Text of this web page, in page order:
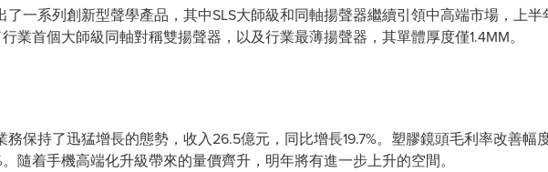
一系列創新型聲學產品，其中SLS大師級和同軸揚聲器繼續引領中高端市場，上半
業首個大師級同軸對稱雙揚聲器，以及行業最薄揚聲器，其單體厚度僅1.4MM。
保持了迅猛增長的態勢，收入26.5億元，同比增長19.7%。塑膠鏡頭毛利率改善幅
隨着手機高端化升級帶來的量價齊升，明年將有進一步上升的空間。